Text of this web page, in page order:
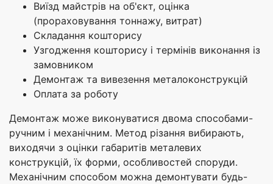
Виїзд майстрів на об'єкт, оцінка
(прораховування тоннажу, витрат)
Складання кошторису
Узгодження кошторису і термінів виконання із
замовником
Демонтаж та вивезення металоконструкцій
Оплата за роботу
Демонтаж може виконуватися двома способами-
ручним і механічним. Метод різання вибирають,
виходячи з оцінки габаритів металевих
конструкцій, їх форми, особливостей споруди.
Механічним способом можна демонтувати будь-